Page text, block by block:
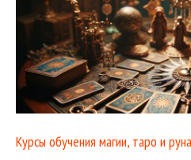
Курсы обучения магии, таро и